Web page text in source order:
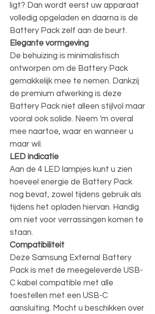
ligt? Dan wordt eerst uw apparaat
volledig opgeladen en daarna is de
Battery Pack zelf aan de beurt.
Elegante vormgeving
De behuizing is minimalistisch
ontworpen om de Battery Pack
gemakkelijk mee te nemen. Dankzij
de premium afwerking is deze
Battery Pack niet alleen stijlvol maar
vooral ook solide. Neem 'm overal
mee naartoe, waar en wanneer u
maar wil.
LED indicatie
Aan de 4 LED lampjes kunt u zien
hoeveel energie de Battery Pack
nog bevat, zowel tijdens gebruik als
tijdens het opladen hiervan. Handig
om niet voor verrassingen komen te
staan.
Compatibiliteit
Deze Samsung External Battery
Pack is met de meegeleverde USB-
C kabel compatible met alle
toestellen met een USB-C
aansluiting. Mocht u beschikken over